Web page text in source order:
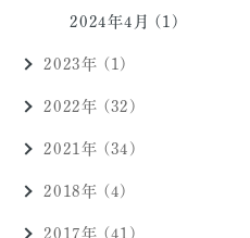
2024年4月 (1)
2023年 (1)
2022年 (32)
2021年 (34)
2018年 (4)
2017年 (41)